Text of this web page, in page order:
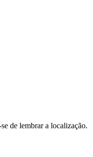
de lembrar a localização.